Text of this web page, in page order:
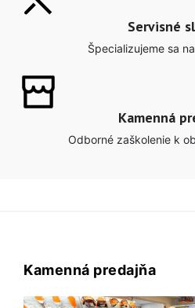
Servisné
Špecializujeme sa
Kamenná
Odborné zaškolenie k
Kamenná predajňa